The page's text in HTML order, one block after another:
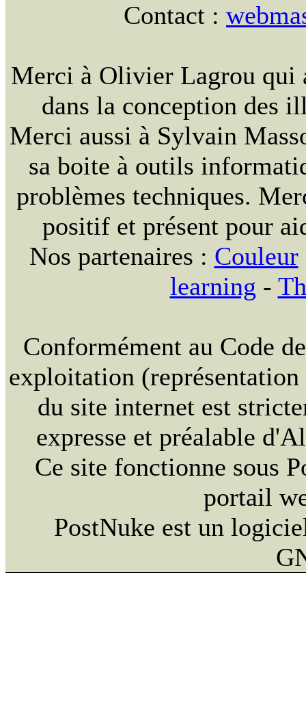
Contact :
Merci à Olivier Lagrou qui
dans la conception des
Merci aussi à Sylvain
sa boite à outils
problèmes techniques.
positif et présent pour
Nos partenaires : Couleur
learning -
Conformément au Code
exploitation
du site internet est
expresse et préalable
Ce site fonctionne sous
portail
PostNuke est un